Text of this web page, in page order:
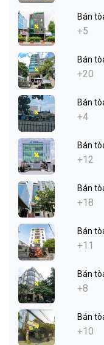
Bán
+5
Bán
+20
Bán
+4
Bán
+12
Bán
+18
Bán
+11
Bán
+8
Bán
+10